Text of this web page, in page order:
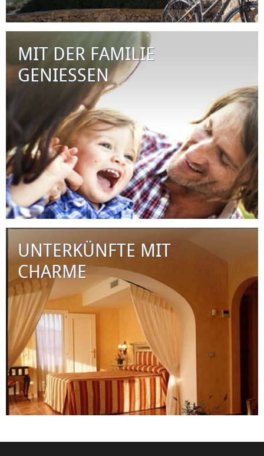
MIT DER FAMILIE
GENIESSEN
UNTERKÜNFTE MIT
CHARME